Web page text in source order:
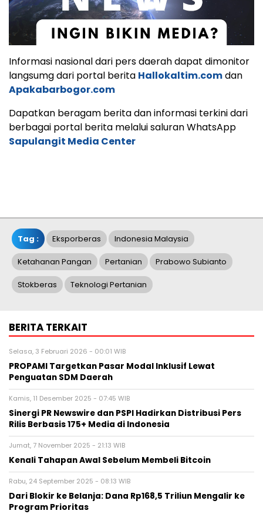
Informasi nasional dari pers daerah dapat dimonitor
langsumg dari portal berita Hallokaltim.comdan
Apakabarbogor.com
Dapatkan beragam berita dan informasi terkini dari
berbagai portal berita melalui saluran WhatsApp
Sapulangit Media Center
Tag : Eksporberas Indonesia Malaysia
Ketahanan Pangan Pertanian Prabowo Subianto
Stokberas Teknologi Pertanian
BERITA TERKAIT
Selasa, 3 Februari 2026 - 00:01 WIB
PROPAMI Targetkan Pasar Modal Inklusif Lewat
Penguatan SDM Daerah
Kamis, 11 Desember 2025 - 07:45 WIB
Sinergi PR Newswire dan PSPI Hadirkan Distribusi Pers
Rilis Berbasis 175+ Media di Indonesia
Jumat, 7 November 2025 - 21:13 WIB
Kenali Tahapan Awal Sebelum Membeli Bitcoin
Rabu, 24 September 2025 - 08:13 WIB
Dari Blokir ke Belanja: Dana Rp168,5 Triliun Mengalir ke
Program Prioritas